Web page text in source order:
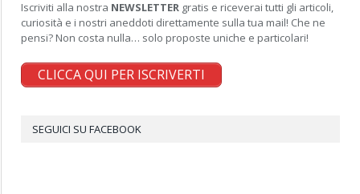
Iscriviti alla nostra NEWSLETTER gratis e riceverai tutti gli articoli,
curiosità e i nostri aneddoti direttamente sulla tua mail! Che ne
pensi? Non costa nulla… solo proposte uniche e particolari!
CLICCA QUI PER ISCRIVERTI
SEGUICI SU FACEBOOK